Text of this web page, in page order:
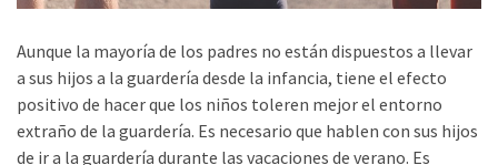
Aunque la mayoría de los padres no están dispuestos a llevar
a sus hijos a la guardería desde la infancia, tiene el efecto
positivo de hacer que los niños toleren mejor el entorno
extraño de la guardería. Es necesario que hablen con sus hijos
de ir a la guardería durante las vacaciones de verano. Es